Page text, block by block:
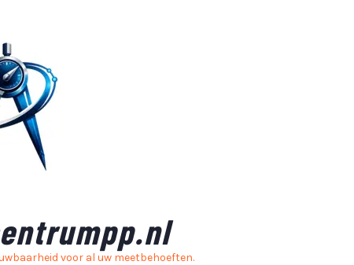
voor al uw meetbehoeften.